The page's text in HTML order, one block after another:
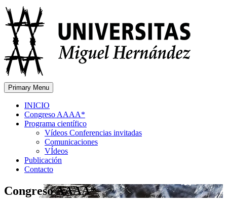
Primary Menu
INICIO
Congreso AAAA*
Programa científico
Vídeos Conferencias invitadas
Comunicaciones
VÍdeos
Publicación
Contacto
Congreso AAAA*